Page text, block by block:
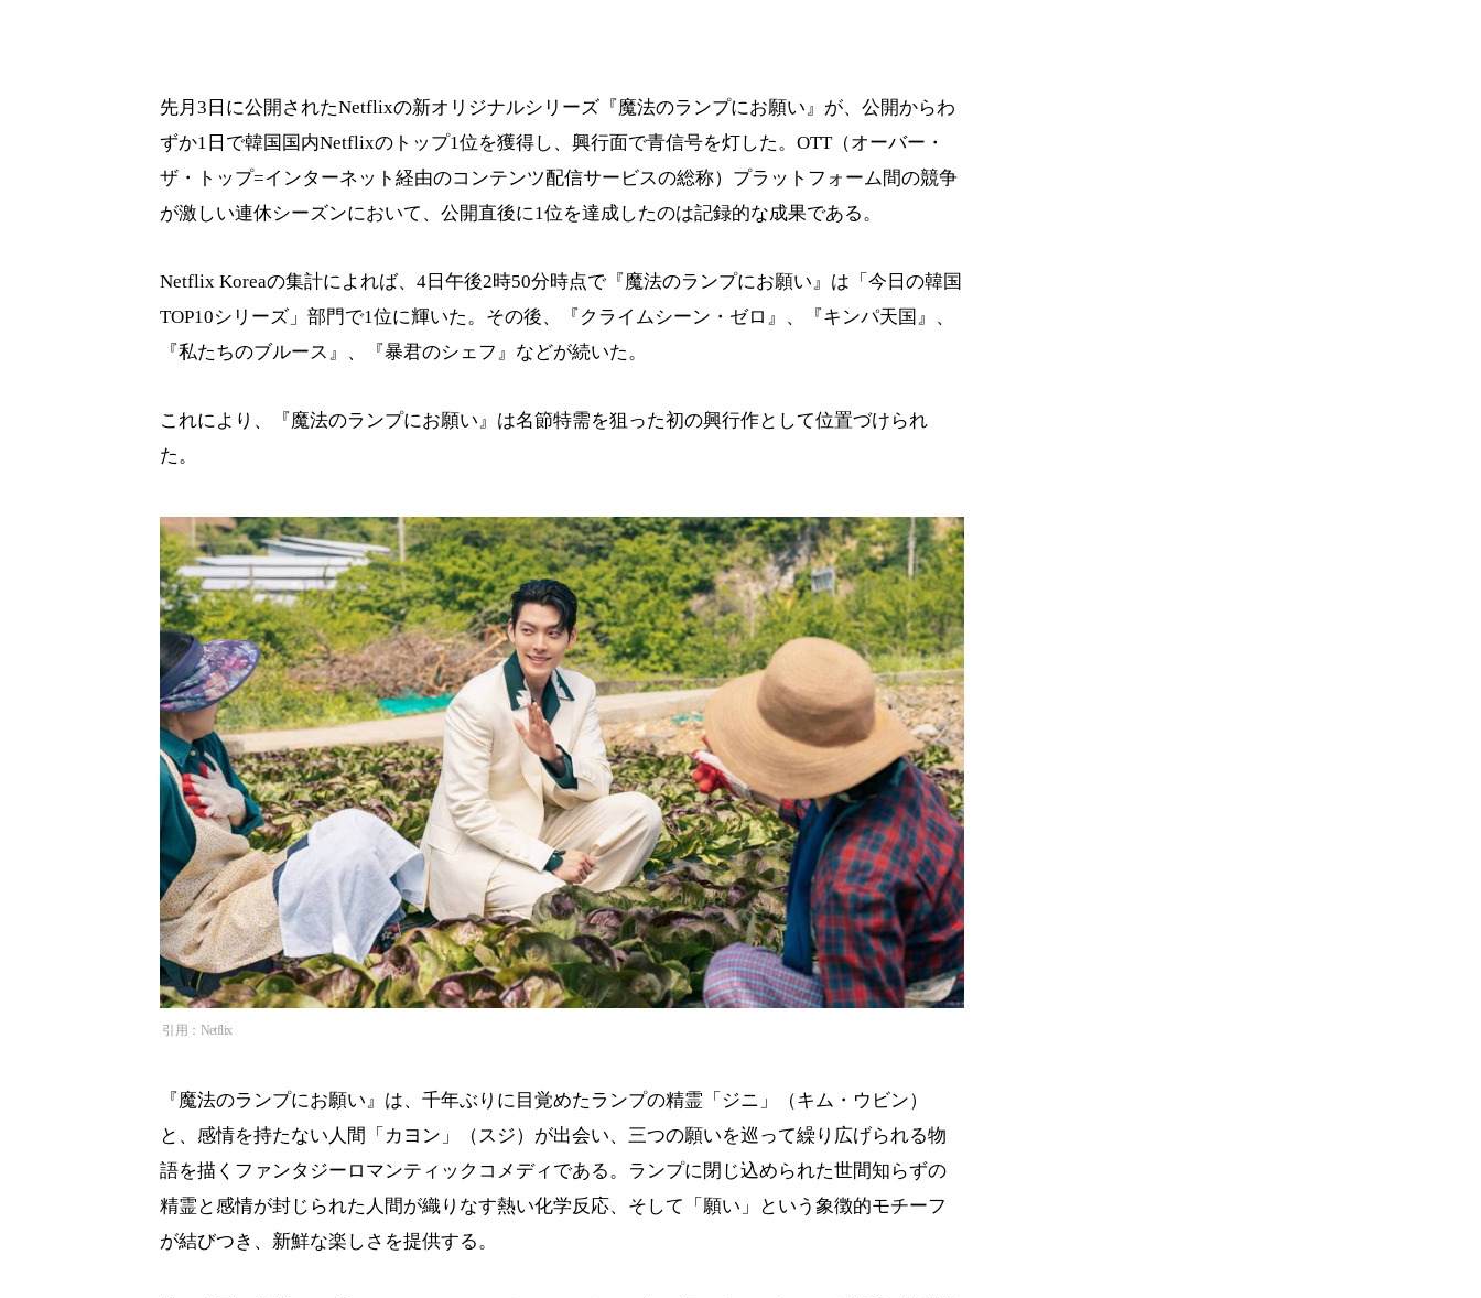
先月3日に公開されたNetflixの新オリジナルシリーズ『魔法のランプにお願い』が、公開からわ
ずか1日で韓国国内Netflixのトップ1位を獲得し、興行面で青信号を灯した。OTT（オーバー・
ザ・トップ=インターネット経由のコンテンツ配信サービスの総称）プラットフォーム間の競争
が激しい連休シーズンにおいて、公開直後に1位を達成したのは記録的な成果である。
Netflix Koreaの集計によれば、4日午後2時50分時点で『魔法のランプにお願い』は「今日の韓国
TOP10シリーズ」部門で1位に輝いた。その後、『クライムシーン・ゼロ』、『キンパ天国』、
『私たちのブルース』、『暴君のシェフ』などが続いた。
これにより、『魔法のランプにお願い』は名節特需を狙った初の興行作として位置づけられ
た。
引用：Netflix
『魔法のランプにお願い』は、千年ぶりに目覚めたランプの精霊「ジニ」（キム・ウビン）
と、感情を持たない人間「カヨン」（スジ）が出会い、三つの願いを巡って繰り広げられる物
語を描くファンタジーロマンティックコメディである。ランプに閉じ込められた世間知らずの
精霊と感情が封じられた人間が織りなす熱い化学反応、そして「願い」という象徴的モチーフ
が結びつき、新鮮な楽しさを提供する。